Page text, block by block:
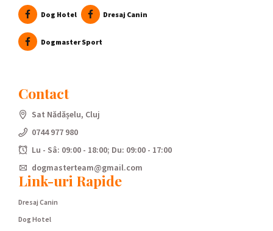
Dog Hotel Dresaj Canin
Dogmaster Sport
Contact
Sat Nădășelu, Cluj
0744 977 980
Lu - Sâ: 09:00 - 18:00; Du: 09:00 - 17:00
dogmasterteam@gmail.com
Link-uri Rapide
Dresaj Canin
Dog Hotel